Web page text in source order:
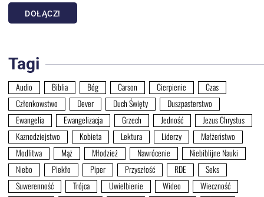
DOŁĄCZ!
Tagi
Audio Biblia Bóg Carson Cierpienie
Czas
Członkowstwo
Dever Duch Święty
Duszpasterstwo
Ewangelia
Ewangelizacja Grzech Jedność
Jezus Chrystus
Kaznodziejstwo
Kobieta Lektura Liderzy
Małżeństwo
Modlitwa
Mąż Młodzież Nawrócenie
Niebiblijne Nauki
Niebo
Piekło Piper Przyszłość RDE
Seks
Suwerenność
Trójca Uwielbienie Wideo
Wieczność